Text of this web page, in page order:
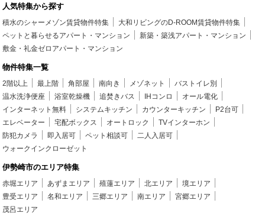
人気特集から探す
積水のシャーメゾン賃貸物件特集
大和リビングのD-ROOM賃貸物件特集
ペットと暮らせるアパート・マンション
新築・築浅アパート・マンション
敷金・礼金ゼロアパート・マンション
物件特集一覧
2階以上 最上階 角部屋 南向き メゾネット
バストイレ別
温水洗浄便座
浴室乾燥機 追焚きバス IHコンロ
オール電化
インターネット無料
システムキッチン カウンターキッチン
P2台可
エレベーター
宅配ボックス オートロック
TVインターホン
防犯カメラ
即入居可 ペット相談可
二人入居可
ウォークインクローゼット
伊勢崎市のエリア特集
赤堀エリア あずまエリア 殖蓮エリア 北エリア
境エリア
豊受エリア
名和エリア 三郷エリア 南エリア
宮郷エリア
茂呂エリア